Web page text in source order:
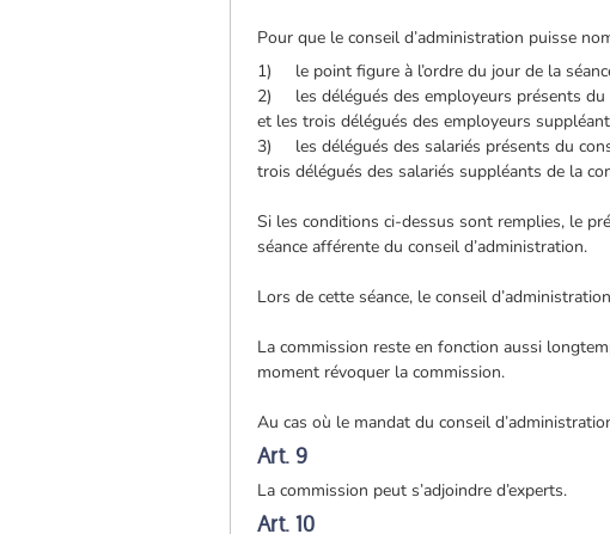
Pour que le conseil d’administration puisse
1) le point figure à l’ordre du jour de la
2) les délégués des employeurs présents du
et les trois délégués des employeurs
3) les délégués des salariés présents du
trois délégués des salariés suppléants de la
Si les conditions ci-dessus sont remplies, le
séance afférente du conseil d’administration.
Lors de cette séance, le conseil
La commission reste en fonction aussi
moment révoquer la commission.
Au cas où le mandat du conseil
Art. 9
La commission peut s’adjoindre d’experts.
Art. 10